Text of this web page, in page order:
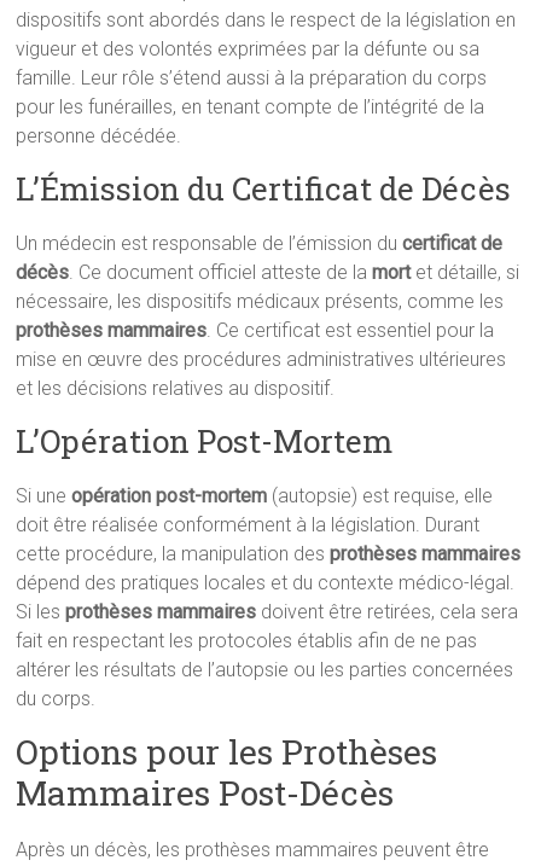
dispositifs sont abordés dans le respect de la législation en
vigueur et des volontés exprimées par la défunte ou sa
famille. Leur rôle s’étend aussi à la préparation du corps
pour les funérailles, en tenant compte de l’intégrité de la
personne décédée.
L’Émission du Certificat de Décès
Un médecin est responsable de l’émission ducertificat de
décès. Ce document officiel atteste de lamortet détaille, si
nécessaire, les dispositifs médicaux présents, comme les
prothèses mammaires. Ce certificat est essentiel pour la
mise en œuvre des procédures administratives ultérieures
et les décisions relatives au dispositif.
L’Opération Post-Mortem
Si uneopération post-mortem (autopsie) est requise, elle
doit être réalisée conformément à la législation. Durant
cette procédure, la manipulation desprothèses mammaires
dépend des pratiques locales et du contexte médico-légal.
Si lesprothèses mammaires doivent être retirées, cela sera
fait en respectant les protocoles établis afin de ne pas
altérer les résultats de l’autopsie ou les parties concernées
du corps.
Options pour les Prothèses
Mammaires Post-Décès
Après un décès, les prothèses mammaires peuvent être